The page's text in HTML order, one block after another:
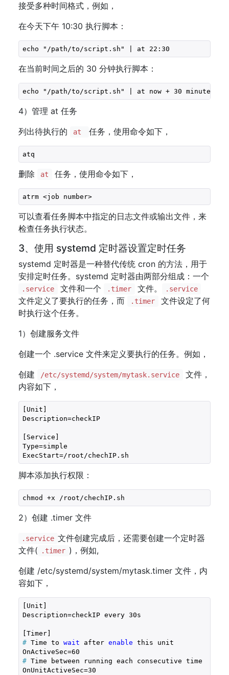
接受多种时间格式，例如，
在今天下午 10:30 执行脚本：
echo "/path/to/script.sh" | at 22:30
在当前时间之后的 30 分钟执行脚本：
echo "/path/to/script.sh" | at now + 30 minutes
4）管理 at 任务
列出待执行的
at 任务，使用命令如下，
atq
删除 at 任务，使用命令如下，
atrm <job number>
可以查看任务脚本中指定的日志文件或输出文件，来
检查任务执行状态。
3、使用 systemd 定时器设置定时任务
systemd 定时器是一种替代传统 cron 的方法，用于
安排定时任务。systemd 定时器由两部分组成：一个
.service 文件和一个 .timer 文件。 .service
文件定义了要执行的任务，而 .timer
文件设定了何
时执行这个任务。
1）创建服务文件
创建一个 .service 文件来定义要执行的任务。例如，
创建
/etc/systemd/system/mytask.service
文件，
内容如下，
[Unit]
Description=checkIP
[Service]
Type=simple
ExecStart=/root/chechIP.sh
脚本添加执行权限：
chmod +x /root/chechIP.sh
2）创建 .timer 文件
.service 文件创建完成后，还需要创建一个定时器
文件(
.timer )，例如,
创建 /etc/systemd/system/mytask.timer 文件，内
容如下，
[Unit]
Description=checkIP every 30s
# Time to wait after enable this unit
# Time between running each consecutive time
OnUnitActiveSec=30